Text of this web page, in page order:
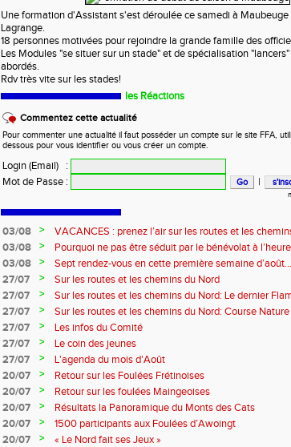
Une formation d'Assistant s'est déroulée ce samedi à Maubeuge
Lagrange.
18 personnes motivées pour rejoindre la grande famille des
Les Modules "se situer sur un stade" et de spécialisation
abordés.
Rdv très vite sur les stades!
les Réactions
Commentez cette actualité
Pour commenter une actualité il faut posséder un compte sur le site FFA,
dessous pour vous identifier ou vous créer un compte.
Login (Email)
:
Mot de Passe : |
03/08 >
VACANCES : prenez l’air sur les routes et les
03/08
>
Pourquoi ne pas être séduit par le bénévolat à
?...
03/08 >
Sept rendez-vous en cette première semaine d’août…
27/07
>
Sur les routes et les chemins du Nord
27/07
>
Sur les routes et les chemins du Nord: Le dernier
27/07
>
Sur les routes et les chemins du Nord: Course
Marque
27/07 >
Les infos du Comité
27/07
>
Le coin des jeunes
27/07
>
L'agenda du mois d'Août
20/07
>
Retour sur les Foulées Frétinoises
20/07
>
Retour sur les foulées Maingeoises
20/07
>
Résultats la Panoramique du Monts des Cats
20/07
>
1500 participants aux Foulées d’Awoingt
20/07
>
« Le Nord fait ses Jeux »